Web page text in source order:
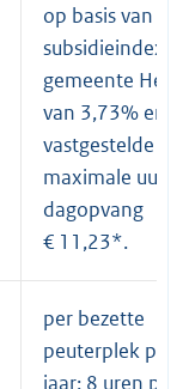
op basis van de
subsidieindex
gemeente
van 3,73% en
vastgestelde
maximale
dagopvang
€ 11,23*.
per bezette
peuterplek per
jaar: 8 uren per